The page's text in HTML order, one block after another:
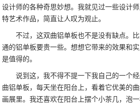
设计师的各种奇思妙想。我就见过一些设计
特艺术作品，简直让人叹为观止。
不过，这双曲铝单板也不是没有缺点。
通的铝单板要贵一些。想想它带来的效果和
是值得的。
说到这，我不得不提一下我自己的一个
曲铝单板，每天坐在阳台上，看着它优美的
画展里。我还喜欢在阳台上摆个小茶几，泡